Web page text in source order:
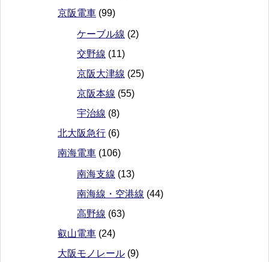
京阪電車 (99)
ケーブル線 (2)
交野線 (11)
京阪大津線 (25)
京阪本線 (55)
宇治線 (8)
北大阪急行 (6)
南海電車 (106)
南海支線 (13)
南海線・空港線 (44)
高野線 (63)
叡山電車 (24)
大阪モノレール (9)